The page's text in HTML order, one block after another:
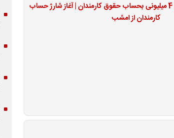
غافلگیری دولت با واریزی 4 میلیونی بحساب حقوق کارمندان | آغاز شارژ حساب
کارمندان از امشب